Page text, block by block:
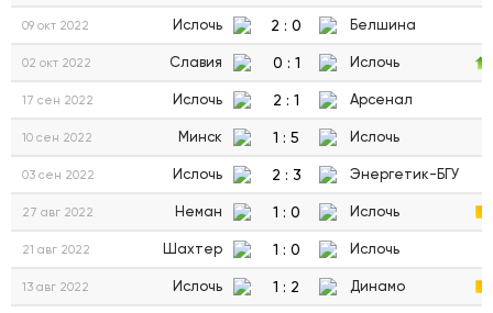
09 окт 2022 Ислочь 2 : 0 Белшина
02 окт 2022 Славия 0 : 1 Ислочь
17 сен 2022 Ислочь 2 : 1 Арсенал
10 сен 2022 Минск 1 : 5 Ислочь
03 сен 2022 Ислочь 2 : 3 Энергетик-БГУ
27 авг 2022 Неман 1 : 0 Ислочь
21 авг 2022 Шахтер 1 : 0 Ислочь
13 авг 2022 Ислочь 1 : 2 Динамо